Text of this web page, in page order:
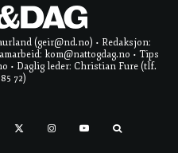
(geir@nd.no) • Redaksjon:
kom@nattogdag.no • Tips
• Daglig leder: Christian Fure (tlf.
72)